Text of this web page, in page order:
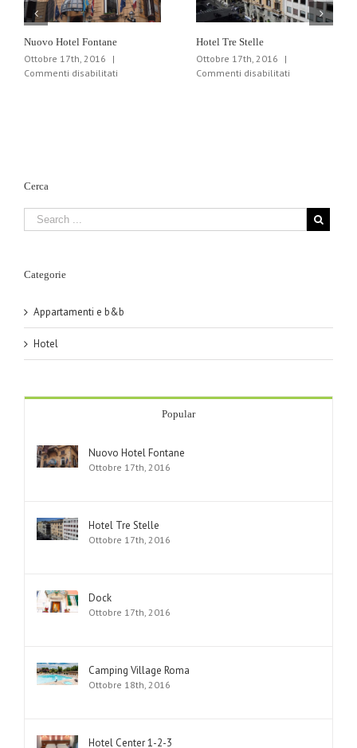
Nuovo Hotel Fontane
Ottobre 17th, 2016
|
Commenti disabilitati
Hotel Tre Stelle
Ottobre 17th, 2016
|
Commenti disabilitati
Cerca
Categorie
Appartamenti e b&b
Hotel
Popular
Nuovo Hotel Fontane
Ottobre 17th, 2016
Hotel Tre Stelle
Ottobre 17th, 2016
Dock
Ottobre 17th, 2016
Camping Village Roma
Ottobre 18th, 2016
Hotel Center 1-2-3